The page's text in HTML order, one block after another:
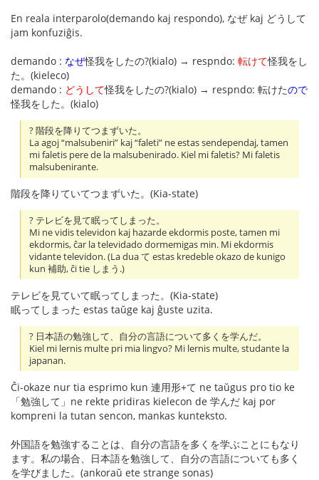
En reala interparolo(demando kaj respondo), なぜ kaj どうして
jam konfuziĝis.
demando : なぜ怪我をしたの?(kialo) → respndo: 転けて怪我をし
た。(kieleco)
demando : どうして怪我をしたの?(kialo) → respndo: 転けたので
怪我をした。(kialo)
? 階段を降りてつまずいた。
La agoj “malsubeniri” kaj “faleti” ne estas sendependaj, tamen
mi faletis pere de la malsubenirado. Kiel mi faletis? Mi faletis
malsubenirante.
階段を降りていてつまずいた。(Kia-state)
? テレビを見て眠ってしまった。
Mi ne vidis televidon kaj hazarde ekdormis poste, tamen mi
ekdormis, ĉar la televidado dormemigas min. Mi ekdormis
vidante televidon. (La dua て estas kredeble okazo de kunigo
kun 補助, ĉi tie しまう.)
テレビを見ていて眠ってしまった。(Kia-state)
眠ってしまった estas taŭge kaj ĝuste uzita.
? 日本語の勉強して、自分の言語について多くを学んだ。
Kiel mi lernis multe pri mia lingvo? Mi lernis multe, studante la
japanan.
Ĉi-okaze nur tia esprimo kun 連用形+て ne taŭgus pro tio ke
「勉強して」ne rekte pridiras kielecon de 学んだ kaj por
kompreni la tutan sencon, mankas kunteksto.
外国語を勉強することは、自分の言語を多くを学ぶことにもなり
ます。私の場合、日本語を勉強して、自分の言語についても多く
を学びました。(ankoraŭ ete strange sonas)